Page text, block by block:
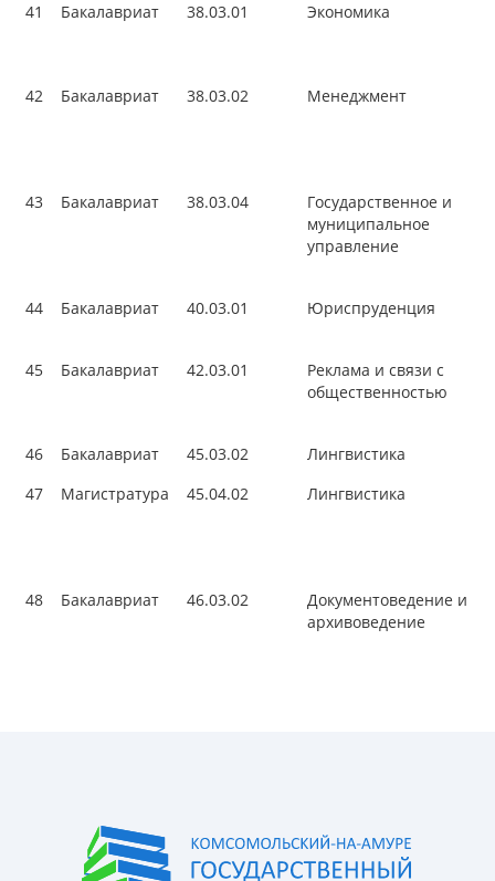
41 Бакалавриат 38.03.01 Экономика
42 Бакалавриат 38.03.02 Менеджмент
43 Бакалавриат 38.03.04
Государственное и
муниципальное
управление
44 Бакалавриат 40.03.01 Юриспруденция
45 Бакалавриат 42.03.01
Реклама и связи с
общественностью
46 Бакалавриат 45.03.02
Лингвистика
47
Магистратура 45.04.02 Лингвистика
48 Бакалавриат 46.03.02
Документоведение и
архивоведение